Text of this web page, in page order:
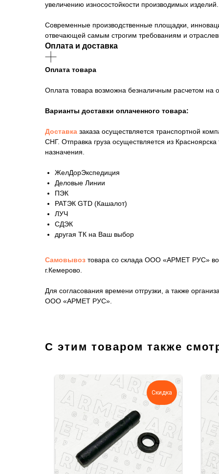
увеличению износостойкости производимых изделий.
Современные производственные площадки,
отвечающей самым строгим требованиям и
Оплата и доставка
Оплата товара
Оплата товара возможна безналичным расчетом
Варианты доставки оплаченного товара:
Доставка заказа осуществляется транспортной
СНГ. Отправка груза осуществляется из
назначения.
ЖелДорЭкспедиция
Деловые Линии
ПЭК
РАТЭК GTD (Кашалот)
ЛУЧ
СДЭК
другая ТК на Ваш выбор
Самовывоз товара со склада ООО «АРМЕТ РУС»
г.Кемерово.
Для согласования времени отгрузки, а также
ООО «АРМЕТ РУС».
С этим товаром также
Скидка